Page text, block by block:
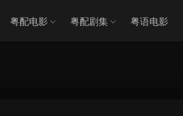
粤配电影 粤配剧集 粤语电影